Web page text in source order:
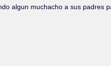
algun muchacho a sus padres